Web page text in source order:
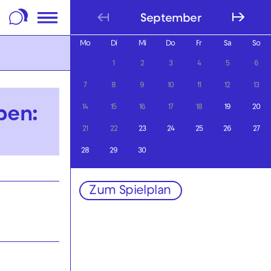
Footer springenSeptember
Mo Di Mi Do Fr Sa So
1 2 3 4 5 6
7 8 9 10 11 12 13
14 15 16 17 18 19 20
21 22 23 24 25 26 27
28 29 30
Zum Spielplan